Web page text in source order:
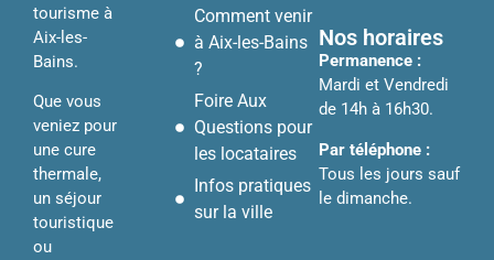
tourisme à
Aix-les-
Bains.
Que vous
veniez pour
une cure
thermale,
un séjour
touristique
ou
Comment venir
à Aix-les-Bains
?
Foire Aux
Questions pour
les locataires
Infos pratiques
sur la ville
Nos horaires
Permanence :
Mardi et Vendredi
de 14h à 16h30.
Par téléphone :
Tous les jours sauf
le dimanche.